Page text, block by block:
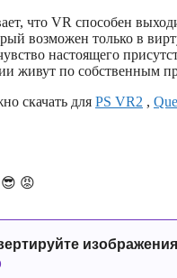
что VR способен
возможен только в
настоящего
живут по собственным
скачать для PS VR2 ,
😎 😡
изображения